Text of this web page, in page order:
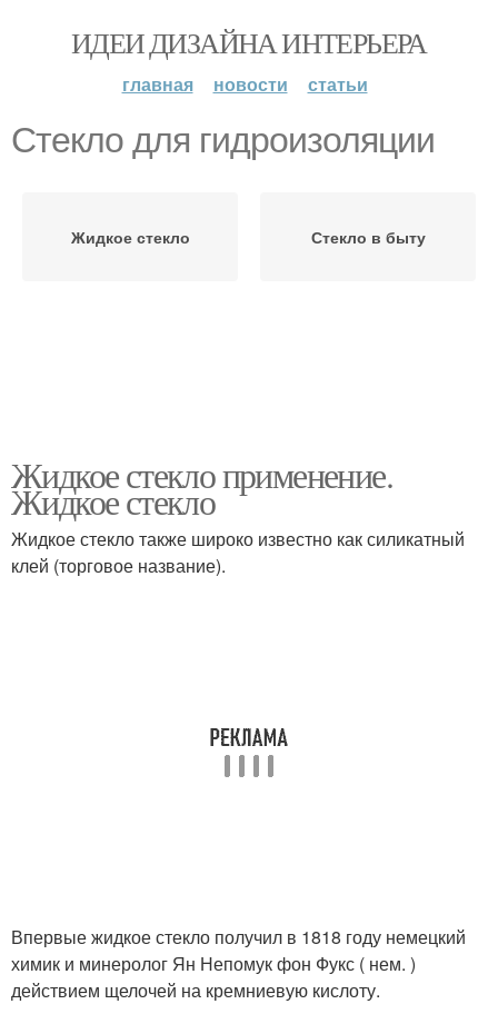
ИДЕИ ДИЗАЙНА ИНТЕРЬЕРА
главная новости статьи
Стекло для гидроизоляции
Жидкое стекло Стекло в быту
Жидкое стекло применение.
Жидкое стекло
Жидкое стекло также широко известно как силикатный
клей (торговое название).
Впервые жидкое стекло получил в 1818 году немецкий
химик и минеролог Ян Непомук фон Фукс ( нем. )
действием щелочей на кремниевую кислоту.